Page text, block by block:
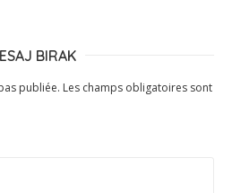
BIRAK
publiée. Les champs obligatoires sont